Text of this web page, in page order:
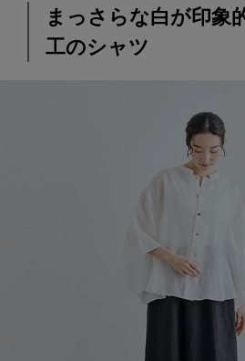
まっさらな白が印象
工のシャツ